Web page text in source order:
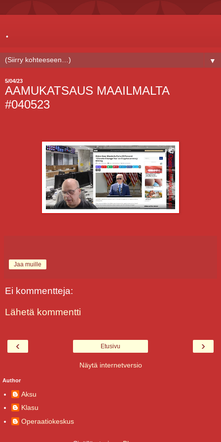
.
▼
5/04/23
AAMUKATSAUS MAAILMALTA
#040523
Jaa muille
Ei kommentteja:
Lähetä kommentti
‹ ›
Etusivu
Näytä internetversio
Author
Aksu
Klasu
Operaatiokeskus